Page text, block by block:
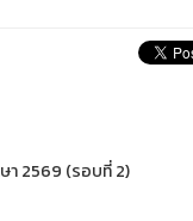
า 2569 (รอบที่ 2)